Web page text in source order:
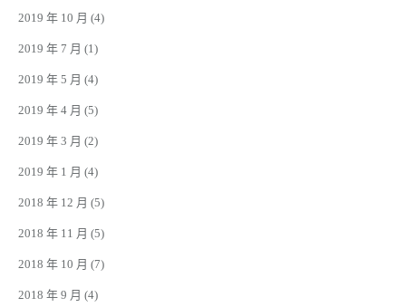
2019 年 10 月 (4)
2019 年 7 月 (1)
2019 年 5 月 (4)
2019 年 4 月 (5)
2019 年 3 月 (2)
2019 年 1 月 (4)
2018 年 12 月 (5)
2018 年 11 月 (5)
2018 年 10 月 (7)
2018 年 9 月 (4)